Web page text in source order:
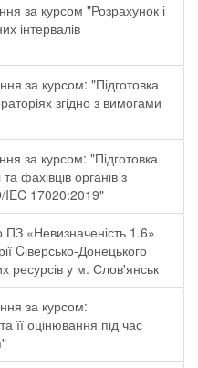
за курсом "Розрахунок і
інтервалів
за курсом: "Підготовка
згідно з вимогами
за курсом: "Підготовка
фахівців органів з
IEC 17020:2019"
«Невизначеність 1.6»
Cіверсько-Донецького
ресурсів у м. Слов'янськ
за курсом:
її оцінювання під час